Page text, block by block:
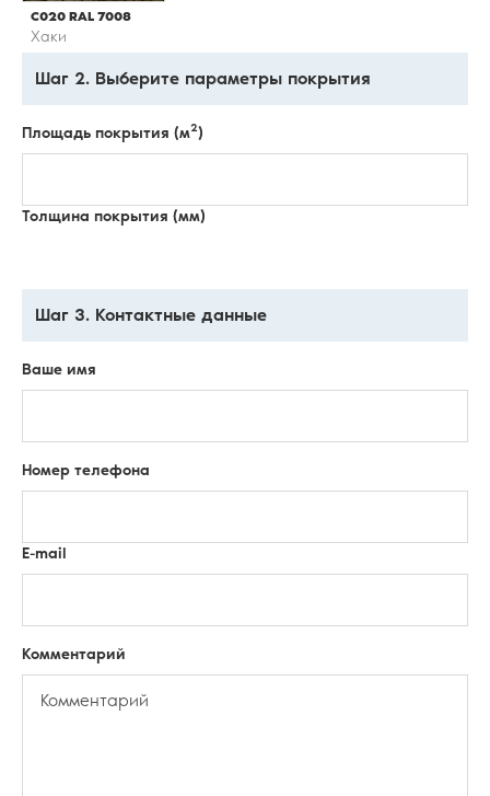
С020 RAL 7008
Хаки
Шаг 2. Выберите параметры покрытия
Площадь покрытия (м2)
Толщина покрытия (мм)
Шаг 3. Контактные данные
Ваше имя
Номер телефона
E-mail
Комментарий